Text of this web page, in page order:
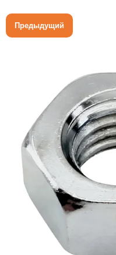
Предыдущий